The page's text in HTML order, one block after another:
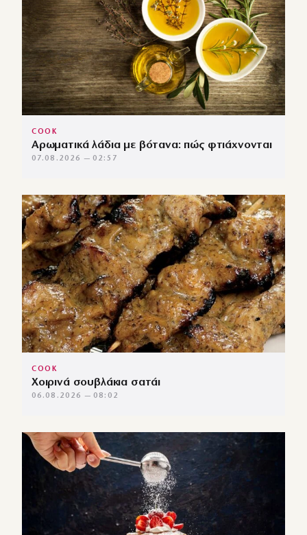
COOK
Αρωματικά λάδια με βότανα: πώς φτιάχνονται
07.08.2026 — 02:57
COOK
Χοιρινά σουβλάκια σατάι
06.08.2026 — 08:02